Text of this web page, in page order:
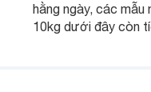
hằng ngày, các mẫu
10kg dưới đây còn